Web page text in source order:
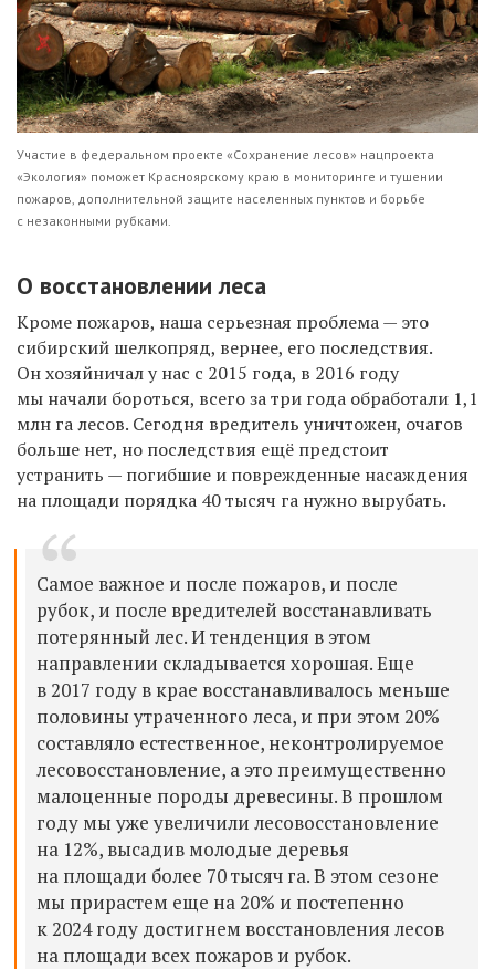
Участие в федеральном проекте «Сохранение лесов» нацпроекта
«Экология» поможет Красноярскому краю в мониторинге и тушении
пожаров, дополнительной защите населенных пунктов и борьбе
с незаконными рубками.
О восстановлении леса
Кроме пожаров, наша серьезная проблема— это
сибирский шелкопряд, вернее, его последствия.
Онхозяйничал у нас с 2015 года, в 2016 году
мы начали бороться, всего за три года обработали 1,1
млн га лесов. Сегодня вредитель уничтожен, очагов
больше нет, но последствия ещё предстоит
устранить — погибшие и поврежденные насаждения
на площади порядка 40тысяч га нужно вырубать.
Самое важное и после пожаров, и после
рубок, и после вредителей восстанавливать
потерянный лес. Итенденция в этом
направлении складывается хорошая. Еще
в2017 году в крае восстанавливалось меньше
половины утраченного леса, и при этом 20%
составляло естественное, неконтролируемое
лесовосстановление, а это преимущественно
малоценные породы древесины. В прошлом
году мы уже увеличили лесовосстановление
на 12%, высадив молодые деревья
на площади более 70 тысяч га. В этом сезоне
мы прирастем еще на20% и постепенно
к2024 году достигнем восстановления лесов
на площади всех пожаров и рубок.